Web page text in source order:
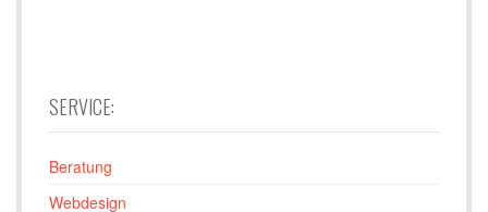
SERVICE:
Beratung
Webdesign